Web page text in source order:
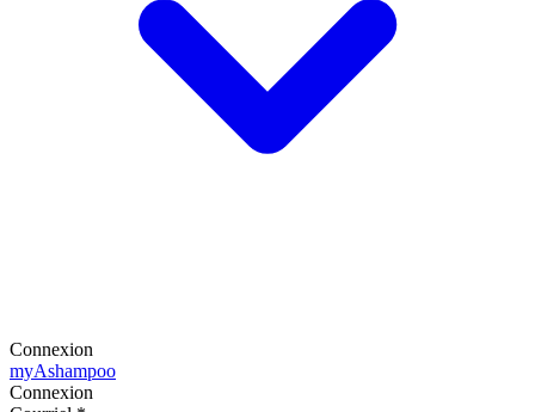
Connexion
myAshampoo
Connexion